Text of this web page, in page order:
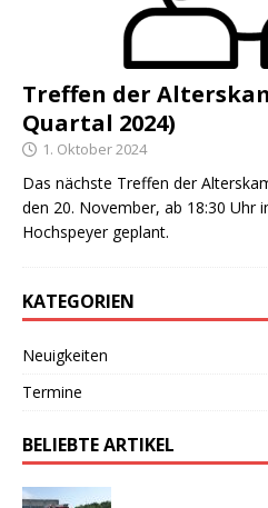
Treffen der
Quartal 2024)
1. Oktober 2024
Das nächste Treffen der
den 20. November, ab 18:30 Uhr
Hochspeyer geplant.
KATEGORIEN
Neuigkeiten
Termine
BELIEBTE ARTIKEL